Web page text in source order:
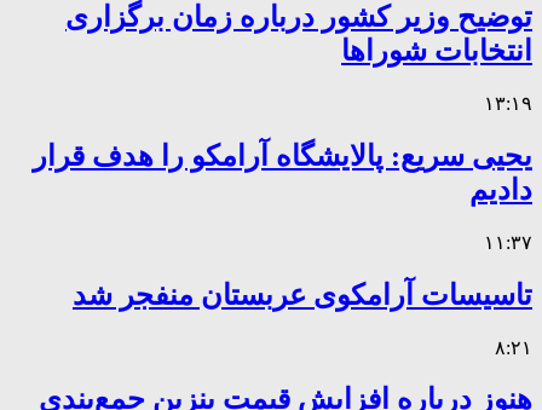
توضیح وزیر کشور درباره زمان برگزاری
انتخابات شوراها
۱۳:۱۹
یحیی سریع: پالایشگاه آرامکو را هدف قرار
دادیم
۱۱:۳۷
تاسیسات آرامکوی عربستان منفجر شد
۸:۲۱
هنوز درباره افزایش قیمت بنزین جمع‌بندی